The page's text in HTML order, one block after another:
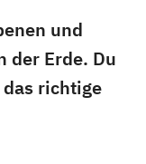
und
der Erde. Du
richtige